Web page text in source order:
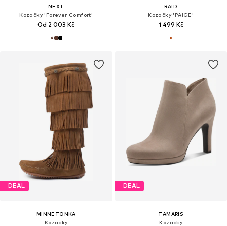
NEXT
Kozačky 'Forever Comfort'
Od 2 003 Kč
RAID
Kozačky 'PAIGE'
1 499 Kč
DEAL
MINNETONKA
Kozačky
DEAL
TAMARIS
Kozačky